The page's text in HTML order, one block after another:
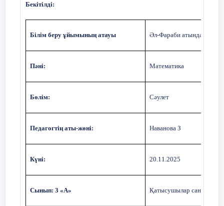
Бекітілді:
Білім беру ұйымының атауы Әл-Фараби атындағы №21
Пәні: Математика
Бөлім: Сәулет
Педагогтің аты-жөні: Наванова З
Күні: 20.11.2025
Сынып: 3 «А» Қатысушылар саны:34